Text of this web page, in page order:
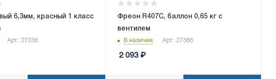
6,3мм, красный 1 класс
Арт.: 27236
Фреон R407C, баллон 0,65 кг с
вентилем
В наличии Арт.: 27386
2 093₽